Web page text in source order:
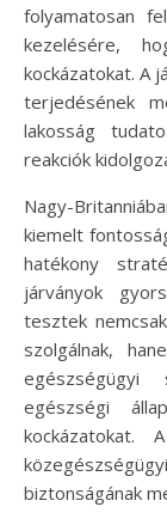
folyamatosan
kezelésére,
kockázatokat. A
terjedésének
lakosság
reakciók
Nagy-
kiemelt
hatékony
járványok
tesztek
szolgálnak,
egészségi
kockázatokat.
biztonságának